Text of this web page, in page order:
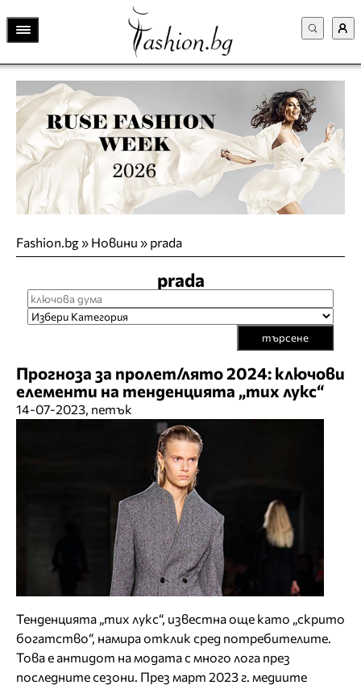
Fashion.bg» Новини » prada
prada
търсене
Прогноза за пролет/лято 2024: ключови
елементи на тенденцията „тих лукс“
14-07-2023, петък
Тенденцията „тих лукс“, известна още като „скрито
богатство“, намира отклик сред потребителите.
Това е антидот на модата с много лога през
последните сезони. През март 2023 г. медиите